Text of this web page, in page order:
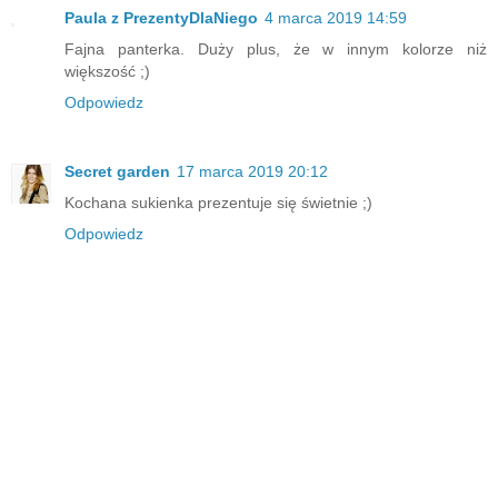
Paula z PrezentyDlaNiego 4 marca 2019 14:59
Fajna panterka. Duży plus, że w innym kolorze niż
większość ;)
Odpowiedz
Secret garden 17 marca 2019 20:12
Kochana sukienka prezentuje się świetnie ;)
Odpowiedz